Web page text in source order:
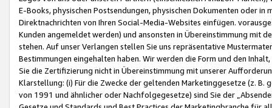
E-Books, physischen Postsendungen, physischen Dokumenten oder in
Direktnachrichten von Ihren Social-Media-Websites einfügen.
Kunden angemeldet werden) und ansonsten in Übereinstimmung mit
stehen. Auf unser Verlangen stellen Sie uns repräsentative
Bestimmungen eingehalten haben. Wir werden die Form und den
Sie die Zertifizierung nicht in Übereinstimmung mit unserer
Klarstellung: (i) Für die Zwecke der geltenden Marketinggesetze (z. B.
von 1991 und ähnlicher oder Nachfolgegesetze) sind Sie der